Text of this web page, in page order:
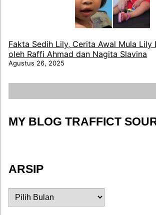
Fakta Sedih Lily, Cerita Awal Mula Lily
oleh Raffi Ahmad dan Nagita Slavina
Agustus 26, 2025
MY BLOG TRAFFICT
ARSIP
ARSIP